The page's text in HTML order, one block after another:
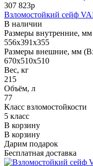
307 823р
Взломостойкий сейф
В наличии
Размеры внутренние,
556x391x355
Размеры внешние, мм
670x510x510
Вес, кг
215
Объём, л
77
Класс взломостойкости
5 класс
В корзину
В корзину
Дарим подарок
Бесплатная доставка